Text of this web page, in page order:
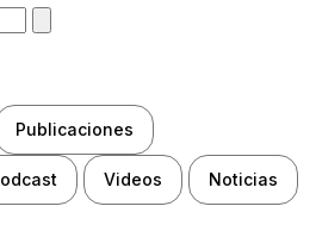
Escribe para buscar noticias,
Publicaciones
Videos Noticias